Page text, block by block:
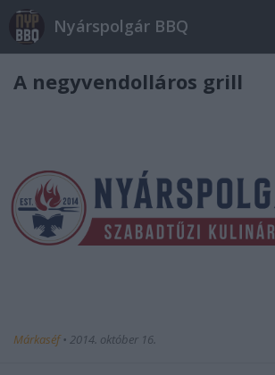
Nyárspolgár BBQ
A negyvendolláros grill
Márkaséf• 2014. október 16.